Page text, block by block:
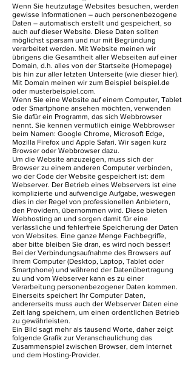
Wenn Sie heutzutage Websites besuchen, werden
gewisse Informationen – auch personenbezogene
Daten – automatisch erstellt und gespeichert, so
auch auf dieser Website. Diese Daten sollten
möglichst sparsam und nur mit Begründung
verarbeitet werden. Mit Website meinen wir
übrigens die Gesamtheit aller Webseiten auf einer
Domain, d.h. alles von der Startseite (Homepage)
bis hin zur aller letzten Unterseite (wie dieser hier).
Mit Domain meinen wir zum Beispiel beispiel.de
oder musterbeispiel.com.
Wenn Sie eine Website auf einem Computer, Tablet
oder Smartphone ansehen möchten, verwenden
Sie dafür ein Programm, das sich Webbrowser
nennt. Sie kennen vermutlich einige Webbrowser
beim Namen: Google Chrome, Microsoft Edge,
Mozilla Firefox und Apple Safari. Wir sagen kurz
Browser oder Webbrowser dazu.
Um die Website anzuzeigen, muss sich der
Browser zu einem anderen Computer verbinden,
wo der Code der Website gespeichert ist: dem
Webserver. Der Betrieb eines Webservers ist eine
komplizierte und aufwendige Aufgabe, weswegen
dies in der Regel von professionellen Anbietern,
den Providern, übernommen wird. Diese bieten
Webhosting an und sorgen damit für eine
verlässliche und fehlerfreie Speicherung der Daten
von Websites. Eine ganze Menge Fachbegriffe,
aber bitte bleiben Sie dran, es wird noch besser!
Bei der Verbindungsaufnahme des Browsers auf
Ihrem Computer (Desktop, Laptop, Tablet oder
Smartphone) und während der Datenübertragung
zu und vom Webserver kann es zu einer
Verarbeitung personenbezogener Daten kommen.
Einerseits speichert Ihr Computer Daten,
andererseits muss auch der Webserver Daten eine
Zeit lang speichern, um einen ordentlichen Betrieb
zu gewährleisten.
Ein Bild sagt mehr als tausend Worte, daher zeigt
folgende Grafik zur Veranschaulichung das
Zusammenspiel zwischen Browser, dem Internet
und dem Hosting-Provider.